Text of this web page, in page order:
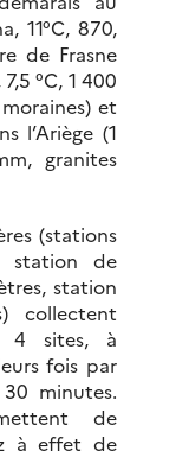
11°C, 870,
de Frasne
°C, 1 400
et
l’Ariège (1
granites
(stations
station de
station
collectent
4 sites, à
fois par
minutes.
de
à effet de